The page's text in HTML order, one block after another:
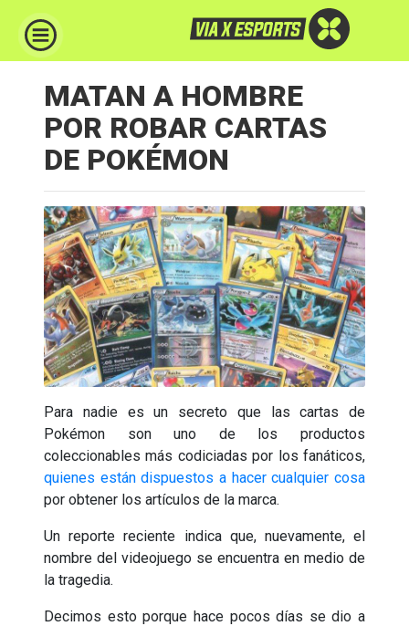
MATAN A HOMBRE
POR ROBAR CARTAS
DE POKÉMON
Para nadie es un secreto que las cartas de
Pokémon son uno de los productos
coleccionables más codiciadas por los fanáticos,
quienes están dispuestos a hacer cualquier cosa
por obtener los artículos de la marca.
Un reporte reciente indica que, nuevamente, el
nombre del videojuego se encuentra en medio de
la tragedia.
Decimos esto porque hace pocos días se dio a